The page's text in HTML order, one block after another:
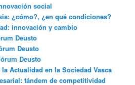
social
¿cómo?, ¿en qué condiciones?
innovación y cambio
Deusto
Deusto
Deusto
Actualidad en la Sociedad Vasca
tándem de competitividad